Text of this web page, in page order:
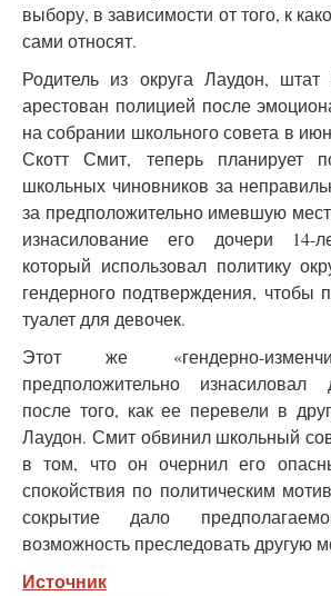
выбору, в зависимости от того, к
сами относят.
Родитель из округа Лаудон,
арестован полицией после
на собрании школьного совета в
Скотт Смит, теперь планирует
школьных чиновников за
за предположительно имевшую
изнасилование его дочери 14-
который использовал политику
гендерного подтверждения, чтобы
туалет для девочек.
Этот же «гендерно-
предположительно изнасиловал
после того, как ее перевели в
Лаудон. Смит обвинил школьный
в том, что он очернил его
спокойствия по политическим
сокрытие дало
возможность преследовать другую
Источник